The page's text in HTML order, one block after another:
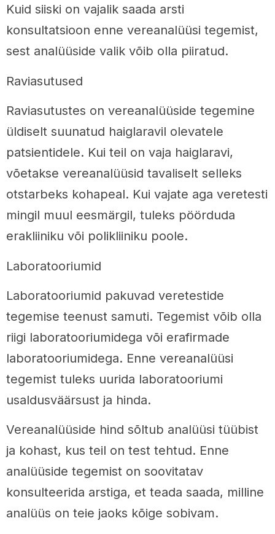
Kuid siiski on vajalik saada arsti
konsultatsioon enne vereanalüüsi tegemist,
sest analüüside valik võib olla piiratud.
Raviasutused
Raviasutustes on vereanalüüside tegemine
üldiselt suunatud haiglaravil olevatele
patsientidele. Kui teil on vaja haiglaravi,
võetakse vereanalüüsid tavaliselt selleks
otstarbeks kohapeal. Kui vajate aga veretesti
mingil muul eesmärgil, tuleks pöörduda
erakliiniku või polikliiniku poole.
Laboratooriumid
Laboratooriumid pakuvad veretestide
tegemise teenust samuti. Tegemist võib olla
riigi laboratooriumidega või erafirmade
laboratooriumidega. Enne vereanalüüsi
tegemist tuleks uurida laboratooriumi
usaldusväärsust ja hinda.
Vereanalüüside hind sõltub analüüsi tüübist
ja kohast, kus teil on test tehtud. Enne
analüüside tegemist on soovitatav
konsulteerida arstiga, et teada saada, milline
analüüs on teie jaoks kõige sobivam.